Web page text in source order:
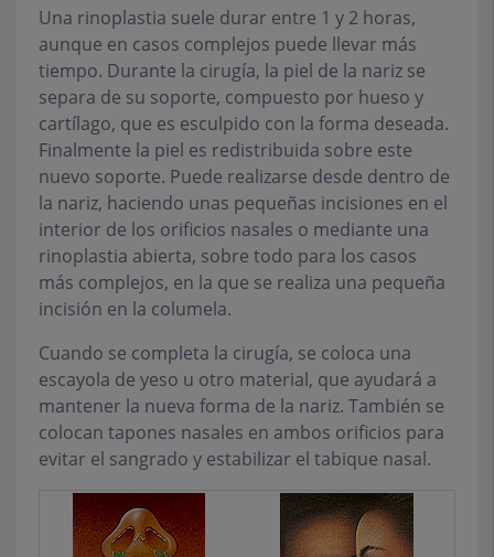
Una rinoplastia suele durar entre 1 y 2 horas,
aunque en casos complejos puede llevar más
tiempo. Durante la cirugía, la piel de la nariz se
separa de su soporte, compuesto por hueso y
cartílago, que es esculpido con la forma deseada.
Finalmente la piel es redistribuida sobre este
nuevo soporte. Puede realizarse desde dentro de
la nariz, haciendo unas pequeñas incisiones en el
interior de los orificios nasales o mediante una
rinoplastia abierta, sobre todo para los casos
más complejos, en la que se realiza una pequeña
incisión en la columela.
Cuando se completa la cirugía, se coloca una
escayola de yeso u otro material, que ayudará a
mantener la nueva forma de la nariz. También se
colocan tapones nasales en ambos orificios para
evitar el sangrado y estabilizar el tabique nasal.